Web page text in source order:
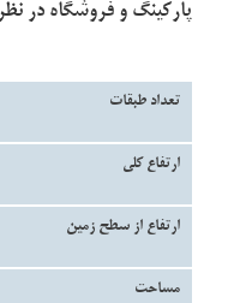
پارکینگ و فروشگاه در
تعداد طبقات
ارتفاع کلی
ارتفاع از سطح زمین
مساحت